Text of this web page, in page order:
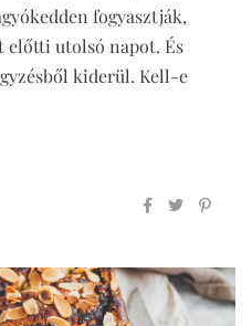
fogyasztják,
előtti utolsó napot. És
kiderül. Kell-e